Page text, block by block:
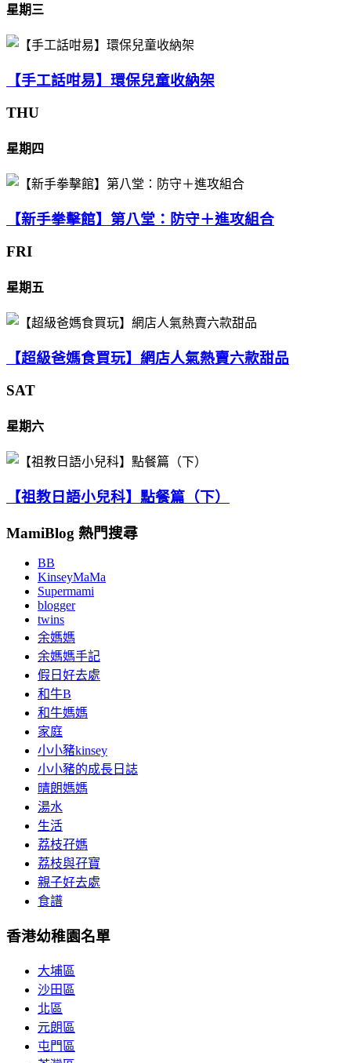
星期三
【手工話咁易】環保兒童收納架
THU
星期四
【新手拳擊館】第八堂：防守＋進攻組合
FRI
星期五
【超級爸媽食買玩】網店人氣熱賣六款甜品
SAT
星期六
【祖教日語小兒科】點餐篇（下）
MamiBlog 熱門搜尋
BB
KinseyMaMa
Supermami
blogger
twins
余媽媽
余媽媽手記
假日好去處
和牛B
和牛媽媽
家庭
小小豬kinsey
小小豬的成長日誌
晴朗媽媽
湯水
生活
荔枝孖媽
荔枝與孖寶
親子好去處
食譜
香港幼稚園名單
大埔區
沙田區
北區
元朗區
屯門區